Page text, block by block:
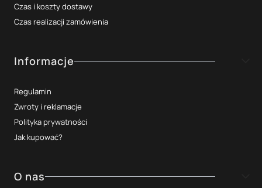
Czas i koszty dostawy
Czas realizacji zamówienia
Informacje
Regulamin
Zwroty i reklamacje
Polityka prywatności
Jak kupować?
O nas